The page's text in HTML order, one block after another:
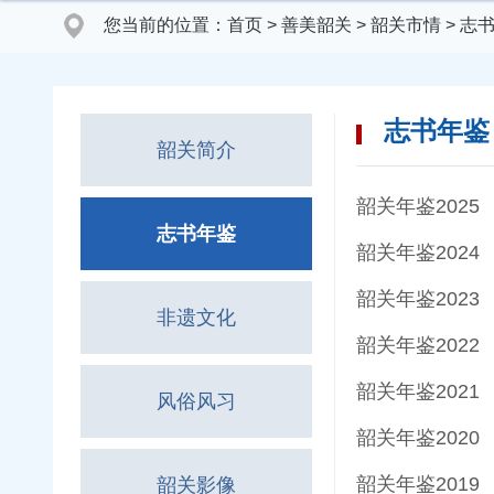
您当前的位置： 首页 > 善美韶关 > 韶关市情 > 志
韶关简介
志书年鉴
非遗文化
风俗风习
韶关影像
志书年鉴
韶关年鉴2025
韶关年鉴2024
韶关年鉴2023
韶关年鉴2022
韶关年鉴2021
韶关年鉴2020
韶关年鉴2019